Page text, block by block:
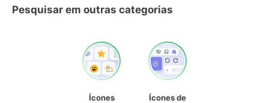
Pesquisar em outras categorias
Ícones
Ícones de